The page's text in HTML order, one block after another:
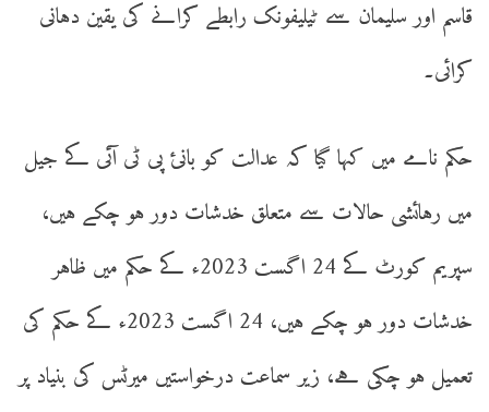
قاسم اور سلیمان سے ٹیلیفونک رابطے کرانے کی یقین دہانی
کرائی۔
حکم نامے میں کہا گیا کہ عدالت کو بانئ پی ٹی آئی کے جیل
میں رہائشی حالات سے متعلق خدشات دور ہو چکے ہیں،
سپریم کورٹ کے 24 اگست 2023ء کے حکم میں ظاہر
خدشات دور ہو چکے ہیں، 24 اگست 2023ء کے حکم کی
تعمیل ہو چکی ہے، زیر سماعت درخواستیں میرٹس کی بنیاد پر